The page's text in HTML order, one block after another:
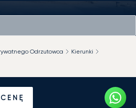
Odrzutowca
Kierunki
prywatny